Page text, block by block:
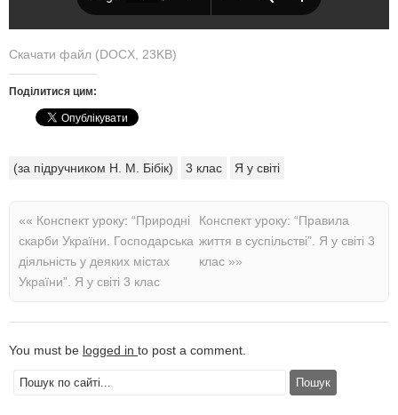
Скачати файл (DOCX, 23KB)
Поділитися цим:
(за підручником Н. М. Бібік) 3 клас Я у світі
«« Конспект уроку: “Природні
скарби України. Господарська
діяльність у деяких містах
України”. Я у світі 3 клас
Конспект уроку: “Правила
життя в суспільстві”. Я у світі 3
клас »»
You must be logged in to post a comment.